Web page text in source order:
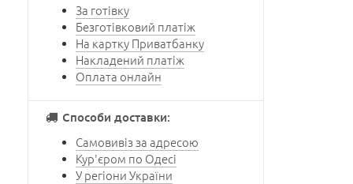
За готівку
Безготівковий платіж
На картку Приватбанку
Накладений платіж
Оплата онлайн
Способи доставки:
Самовивіз за адресою
Кур'єром по Одесі
У регіони України